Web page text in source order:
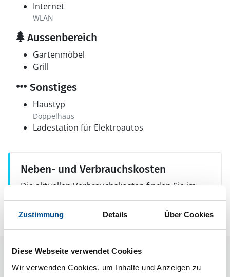
Zustimmung Details Über Cookies
Diese Webseite verwendet Cookies
Wir verwenden Cookies, um Inhalte und Anzeigen zu
Internet
WLAN
Aussenbereich
Gartenmöbel
Grill
Sonstiges
Haustyp
Doppelhaus
Ladestation für Elektroautos
Neben- und Verbrauchskosten
Die aktuellen Verbrauchskosten finden Sie im
nächsten Schritt im Buchungsformular.
Raumaufteilung